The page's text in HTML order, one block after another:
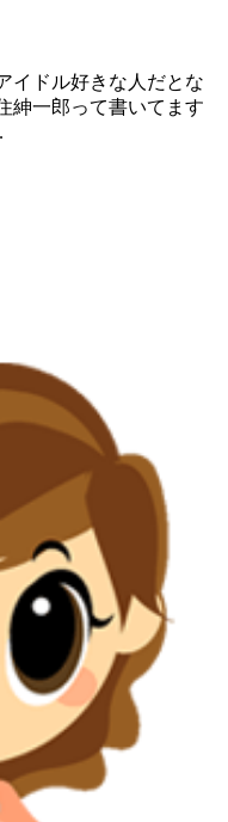
イドル好きな人だとな
紳一郎って書いてます